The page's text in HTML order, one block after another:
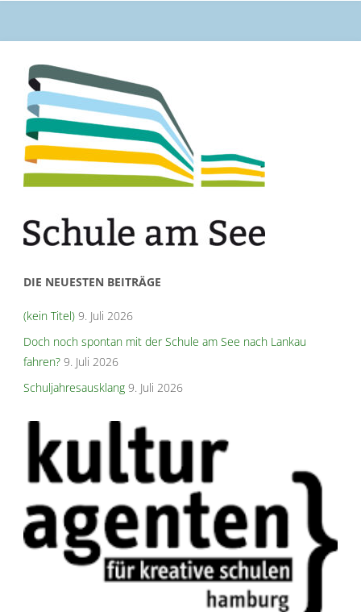
DIE NEUESTEN BEITRÄGE
(kein Titel) 9. Juli 2026
Doch noch spontan mit der Schule am See nach Lankau
fahren? 9. Juli 2026
Schuljahresausklang 9. Juli 2026